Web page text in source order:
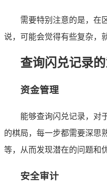
需要特别注意的是，在
说，可能会觉得有些复杂，
查询闪兑记录
资金管理
能够查询闪兑记录，对
的棋局，每一步都需要深思
等，从而发现潜在的问题和
安全审计